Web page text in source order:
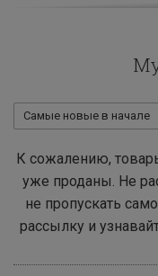
Самые новые в начале
К сожалению,
уже проданы. Не
не пропускать
рассылку и